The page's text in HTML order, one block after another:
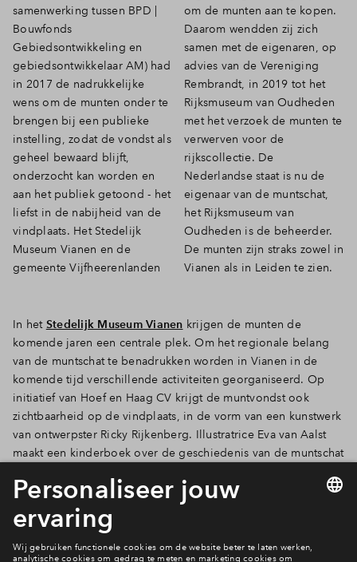
samenwerking tussen BPD |
Bouwfonds
Gebiedsontwikkeling en
gebiedsontwikkelaar AM) had
in 2017 de nadrukkelijke
wens om de munten onder te
brengen bij een publieke
instelling, zodat de vondst als
geheel bewaard blijft,
onderzocht kan worden en
aan het publiek getoond - het
liefst in de nabijheid van de
vindplaats. Het Stedelijk
Museum Vianen en de
gemeente Vijfheerenlanden
om de munten aan te kopen.
Daarom wendden zij zich
samen met de eigenaren, op
advies van de Vereniging
Rembrandt, in 2019 tot het
Rijksmuseum van Oudheden
met het verzoek de munten te
verwerven voor de
rijkscollectie. De
Nederlandse staat is nu de
eigenaar van de muntschat,
het Rijksmuseum van
Oudheden is de beheerder.
De munten zijn straks zowel in
Vianen als in Leiden te zien.
In het Stedelijk Museum Vianen krijgen de munten de
komende jaren een centrale plek. Om het regionale belang
van de muntschat te benadrukken worden in Vianen in de
komende tijd verschillende activiteiten georganiseerd. Op
initiatief van Hoef en Haag CV krijgt de muntvondst ook
zichtbaarheid op de vindplaats, in de vorm van een kunstwerk
van ontwerpster Ricky Rijkenberg. Illustratrice Eva van Aalst
maakt een kinderboek over de geschiedenis van de muntschat
Hagestein. Ook zullen bewoners uitgenodigd worden om de
muntschat te komen bekijken in het Stedelijk Museum Vianen,
bijvoorbeeld tijdens de feestweek in juni.